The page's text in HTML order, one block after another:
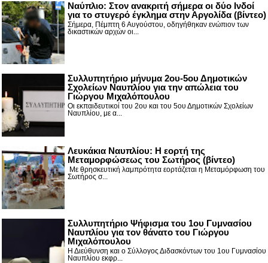
Nαύπλιο: Στον ανακριτή σήμερα οι δύο Ινδοί
για το στυγερό έγκλημα στην Αργολίδα (βίντεο)
Σήμερα, Πέμπτη 6 Αυγούστου, οδηγήθηκαν ενώπιον των
δικαστικών αρχών οι...
Συλλυπητήριο μήνυμα 2ου-5ου Δημοτικών
Σχολείων Ναυπλίου για την απώλεια του
Γιώργου Μιχαλόπουλου
Οι εκπαιδευτικοί του 2ου και του 5ου Δημοτικών Σχολείων
Ναυπλίου, με α...
Λευκάκια Ναυπλίου: Η εορτή της
Μεταμορφώσεως του Σωτήρος (βίντεο)
Με θρησκευτική λαμπρότητα εορτάζεται η Μεταμόρφωση του
Σωτήρος σ...
Συλλυπητήριο Ψήφισμα του 1ου Γυμνασίου
Ναυπλίου για τον θάνατο του Γιώργου
Μιχαλόπουλου
Η Διεύθυνση και ο Σύλλογος Διδασκόντων του 1ου Γυμνασίου
Ναυπλίου εκφρ...